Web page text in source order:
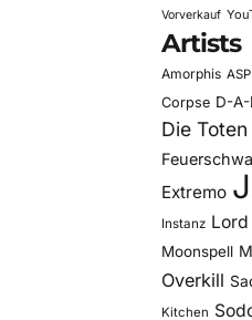
Vorverkauf
Artists
Amorphis ASP
Corpse D-A-
Die
Extremo
Instanz
Moonspell
Overkill
Kitchen